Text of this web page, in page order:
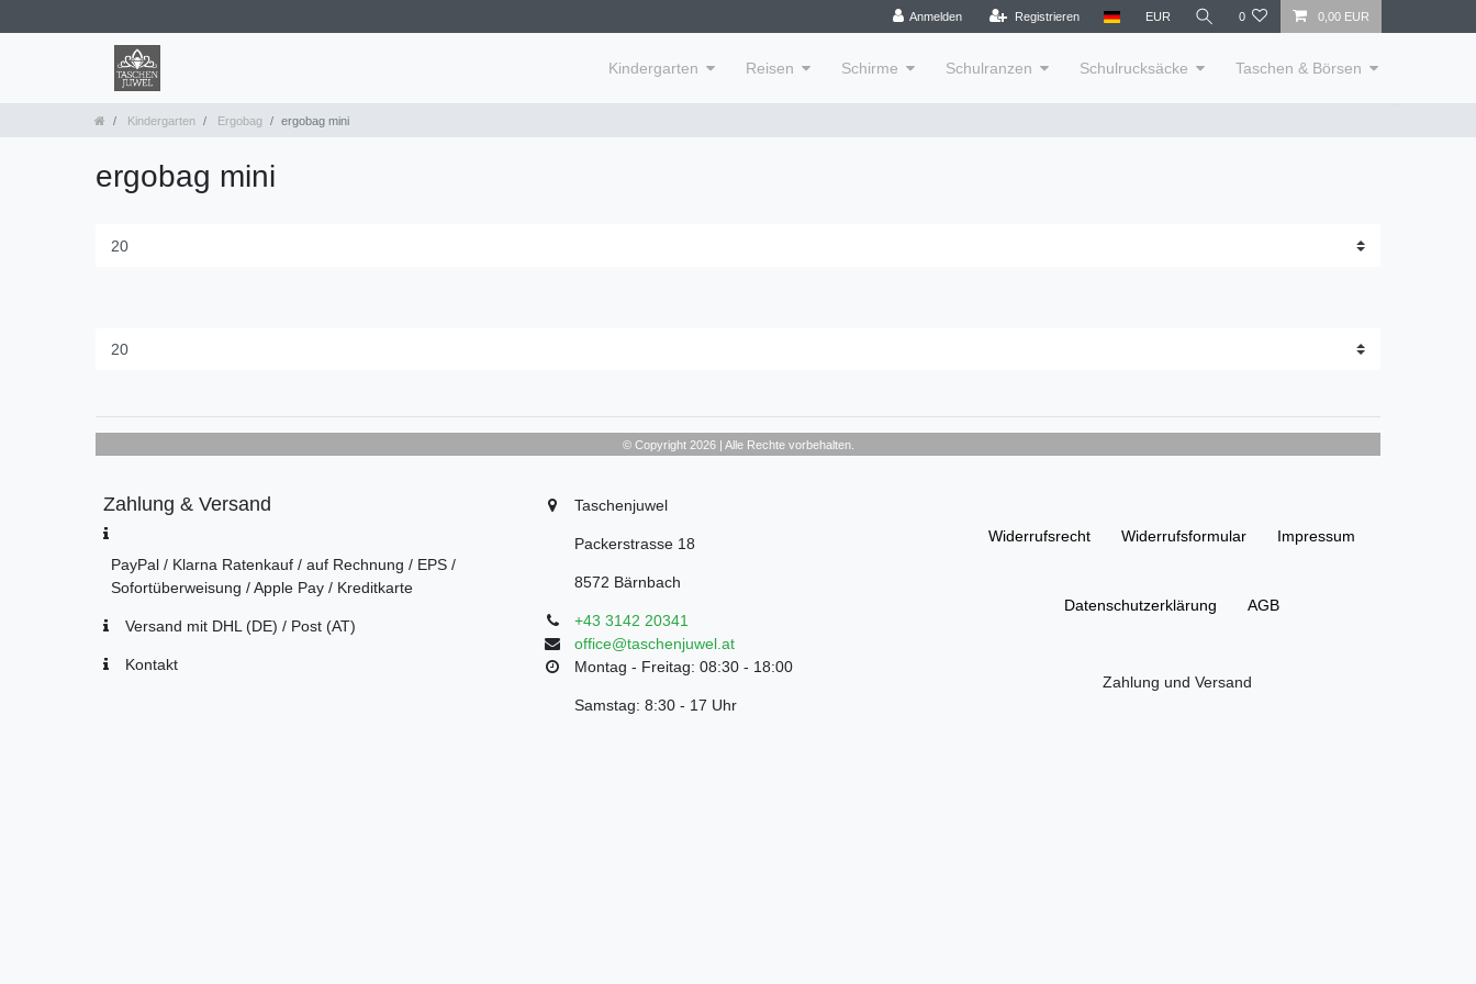
Anmelden Registrieren EUR 0 0,00 EUR
Kindergarten Reisen Schirme Schulranzen Schulrucksäcke Taschen & Börsen
Kindergarten Ergobag ergobag mini
ergobag mini
© Copyright 2026 | Alle Rechte vorbehalten.
Zahlung & Versand
PayPal / Klarna Ratenkauf / auf Rechnung / EPS /
Sofortüberweisung / Apple Pay / Kreditkarte
Versand mit DHL (DE) / Post (AT)
Kontakt
Taschenjuwel
Packerstrasse 18
8572 Bärnbach
+43 3142 20341
office@taschenjuwel.at
Montag - Freitag: 08:30 - 18:00
Samstag: 8:30 - 17 Uhr
Widerrufs­recht Widerrufs­formular Impressum
Daten­schutz­erklärung AGB
Zahlung und Versand